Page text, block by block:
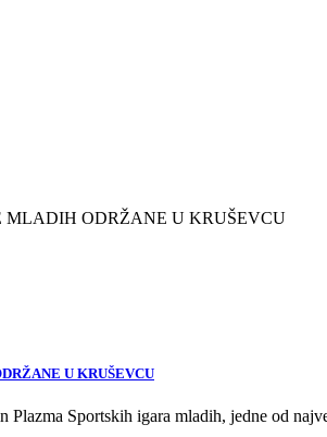
MLADIH ODRŽANE U KRUŠEVCU
U KRUŠEVCU
Plazma Sportskih igara mladih, jedne od